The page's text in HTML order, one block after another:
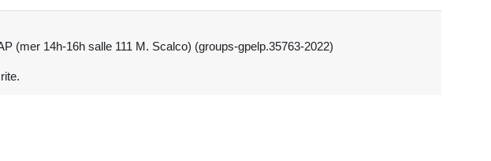
(mer 14h-16h salle 111 M. Scalco) (groups-gpelp.35763-2022)